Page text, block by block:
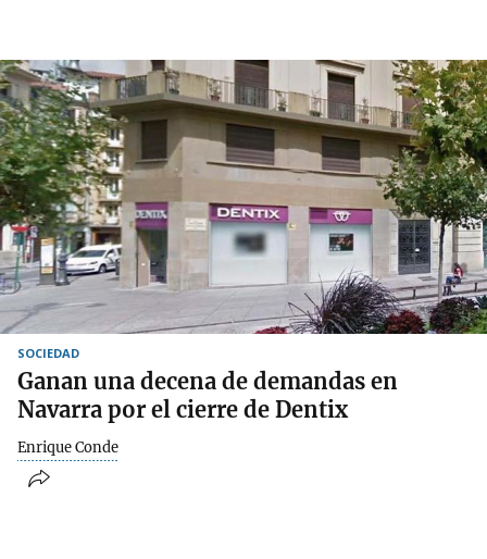
SOCIEDAD
Ganan una decena de demandas en
Navarra por el cierre de Dentix
Enrique Conde